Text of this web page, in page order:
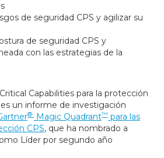
de seguridad CPS y agilizar su
de seguridad CPS y
con las estrategias de la
Critical Capabilities para la protección
un informe de investigación
® Magic Quadrant™ para las
CPS, que ha nombrado a
Líder por segundo año